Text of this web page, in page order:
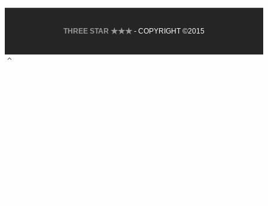
THREE STAR ★★★ - COPYRIGHT ©2015